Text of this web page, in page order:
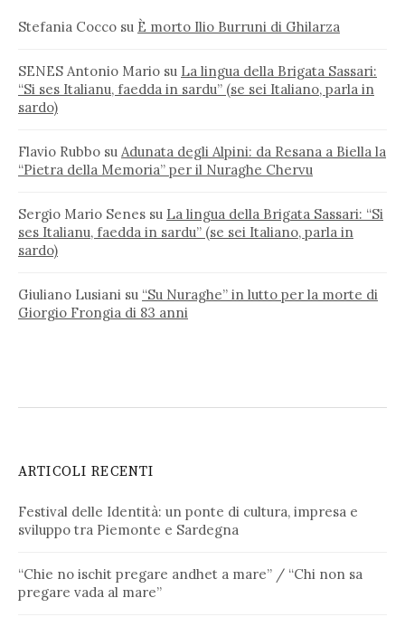
Stefania Cocco su È morto Ilio Burruni di Ghilarza
SENES Antonio Mario su La lingua della Brigata Sassari:
“Si ses Italianu, faedda in sardu” (se sei Italiano, parla in
sardo)
Flavio Rubbo su Adunata degli Alpini: da Resana a Biella la
“Pietra della Memoria” per il Nuraghe Chervu
Sergio Mario Senes su La lingua della Brigata Sassari: “Si
ses Italianu, faedda in sardu” (se sei Italiano, parla in
sardo)
Giuliano Lusiani su “Su Nuraghe” in lutto per la morte di
Giorgio Frongia di 83 anni
ARTICOLI RECENTI
Festival delle Identità: un ponte di cultura, impresa e
sviluppo tra Piemonte e Sardegna
“Chie no ischit pregare andhet a mare” / “Chi non sa
pregare vada al mare”